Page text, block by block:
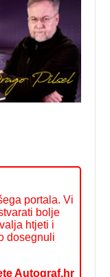
portala. Vi
bolje
htjeti i
dosegnuli
Autograf.hr